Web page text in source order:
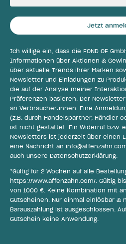
Jetzt
Ich willige ein, dass die FOND OF
Informationen über Aktionen &
über aktuelle Trends ihrer Marken
Newsletter und Einladungen zu
die auf der Analyse meiner
Präferenzen basieren. Der
an Verbraucher:innen. Eine
(z.B. durch Handelspartner, Händler
ist nicht gestattet. Ein Widerruf bzw.
Newsletters ist jederzeit über einen
eine Nachricht an
auch unsere Datenschutzerklärung.
*Gültig für 2 Wochen auf alle
https://www.affenzahn.com/. Gültig
von 1000 €. Keine Kombination mit
Gutscheinen. Nur einmal einlösbar &
Barauszahlung ist ausgeschlossen.
Gutschein keine Anwendung.